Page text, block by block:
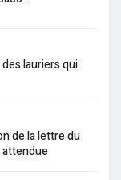
lauriers qui
de la lettre du
attendue